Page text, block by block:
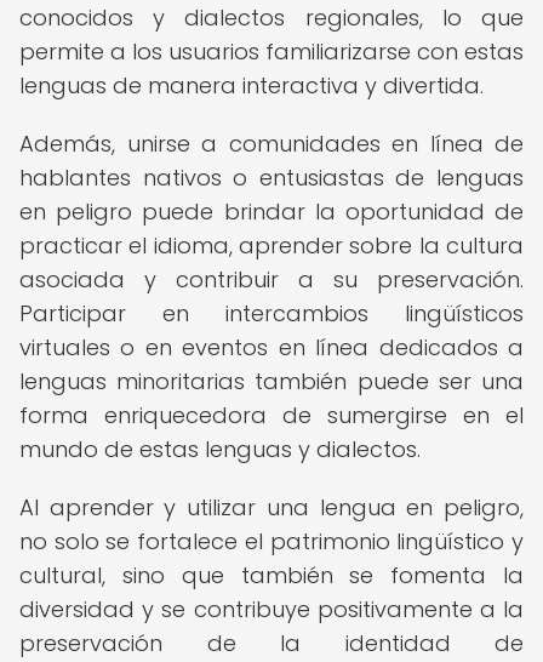
conocidos y dialectos regionales, lo que
permite a los usuarios familiarizarse con estas
lenguas de manera interactiva y divertida.
Además, unirse a comunidades en línea de
hablantes nativos o entusiastas de lenguas
en peligro puede brindar la oportunidad de
practicar el idioma, aprender sobre la cultura
asociada y contribuir a su preservación.
Participar en intercambios lingüísticos
virtuales o en eventos en línea dedicados a
lenguas minoritarias también puede ser una
forma enriquecedora de sumergirse en el
mundo de estas lenguas y dialectos.
Al aprender y utilizar una lengua en peligro,
no solo se fortalece el patrimonio lingüístico y
cultural, sino que también se fomenta la
diversidad y se contribuye positivamente a la
preservación de la identidad de